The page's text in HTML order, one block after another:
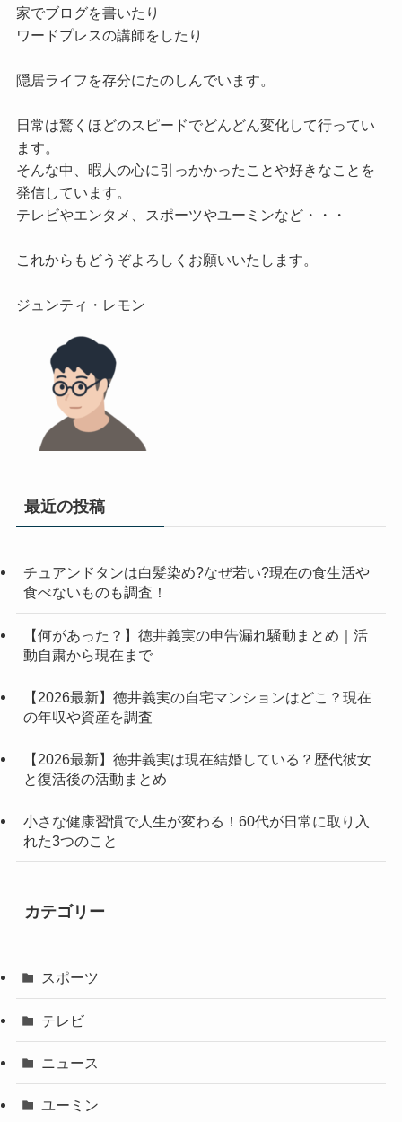
家でブログを書いたり
ワードプレスの講師をしたり
隠居ライフを存分にたのしんでいます。
日常は驚くほどのスピードでどんどん変化して行ってい
ます。
そんな中、暇人の心に引っかかったことや好きなことを
発信しています。
テレビやエンタメ、スポーツやユーミンなど・・・
これからもどうぞよろしくお願いいたします。
最近の投稿
チュアンドタンは白髪染め?なぜ若い?現在の食生活や
食べないものも調査！
【何があった？】徳井義実の申告漏れ騒動まとめ｜活
動自粛から現在まで
【2026最新】徳井義実の自宅マンションはどこ？現在
の年収や資産を調査
【2026最新】徳井義実は現在結婚している？歴代彼女
と復活後の活動まとめ
小さな健康習慣で人生が変わる！60代が日常に取り入
れた3つのこと
カテゴリー
スポーツ
テレビ
ニュース
ユーミン